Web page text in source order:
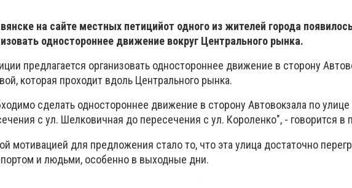
на сайте местных петицийот одного из жителей города
одностороннее движение вокруг Центрального рынка.
предлагается организовать одностороннее движение в сторону
которая проходит вдоль Центрального рынка.
сделать одностороннее движение в сторону Автовокзала по улице
с ул. Шелковичная до пересечения с ул. Короленко", - говорится в
мотивацией для предложения стало то, что эта улица достаточно
и людьми, особенно в выходные дни.